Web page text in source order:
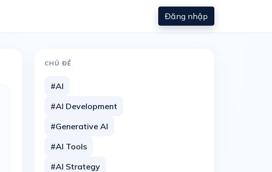
Đăng nhập
CHỦ ĐỀ
#AI
#AI Development
#Generative AI
#AI Tools
#AI Strategy